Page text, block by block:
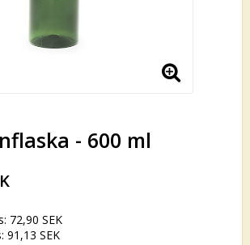
- 600 ml
72,90 SEK
91,13 SEK